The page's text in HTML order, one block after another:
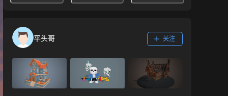
平头哥 关注